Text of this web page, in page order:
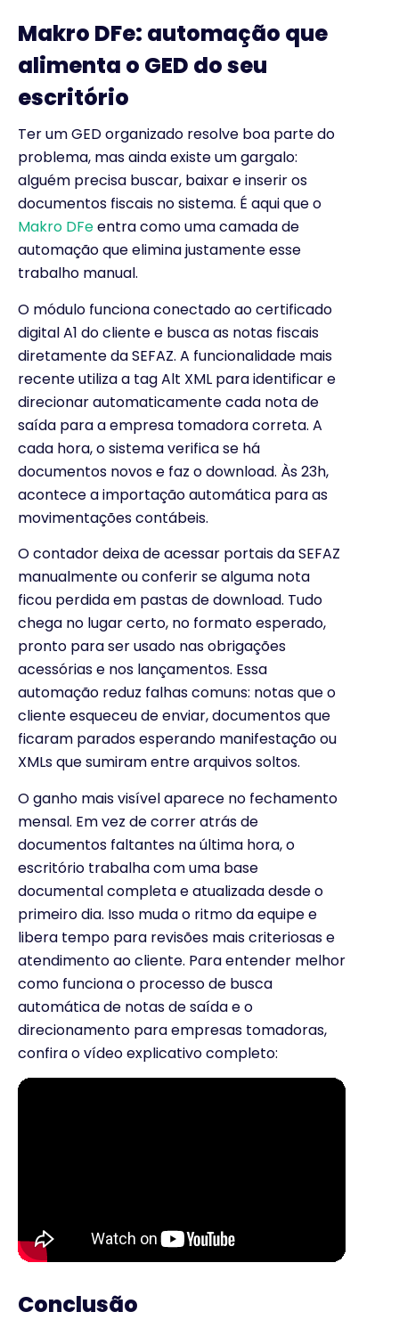
Makro DFe: automação que
alimenta o GED do seu
escritório
Ter um GED organizado resolve boa parte do
problema, mas ainda existe um gargalo:
alguém precisa buscar, baixar e inserir os
documentos fiscais no sistema. É aqui que o
Makro DFeentra como uma camada de
automação que elimina justamente esse
trabalho manual.
O módulo funciona conectado ao certificado
digital A1 do cliente e busca as notas fiscais
diretamente da SEFAZ. A funcionalidade mais
recente utiliza a tag Alt XML para identificar e
direcionar automaticamente cada nota de
saída para a empresa tomadora correta. A
cada hora, o sistema verifica se há
documentos novos e faz o download. Às 23h,
acontece a importação automática para as
movimentações contábeis.
O contador deixa de acessar portais da SEFAZ
manualmente ou conferir se alguma nota
ficou perdida em pastas de download. Tudo
chega no lugar certo, no formato esperado,
pronto para ser usado nas obrigações
acessórias e nos lançamentos. Essa
automação reduz falhas comuns: notas que o
cliente esqueceu de enviar, documentos que
ficaram parados esperando manifestação ou
XMLs que sumiram entre arquivos soltos.
O ganho mais visível aparece no fechamento
mensal. Em vez de correr atrás de
documentos faltantes na última hora, o
escritório trabalha com uma base
documental completa e atualizada desde o
primeiro dia. Isso muda o ritmo da equipe e
libera tempo para revisões mais criteriosas e
atendimento ao cliente. Para entender melhor
como funciona o processo de busca
automática de notas de saída e o
direcionamento para empresas tomadoras,
confira o vídeo explicativo completo:
Conclusão